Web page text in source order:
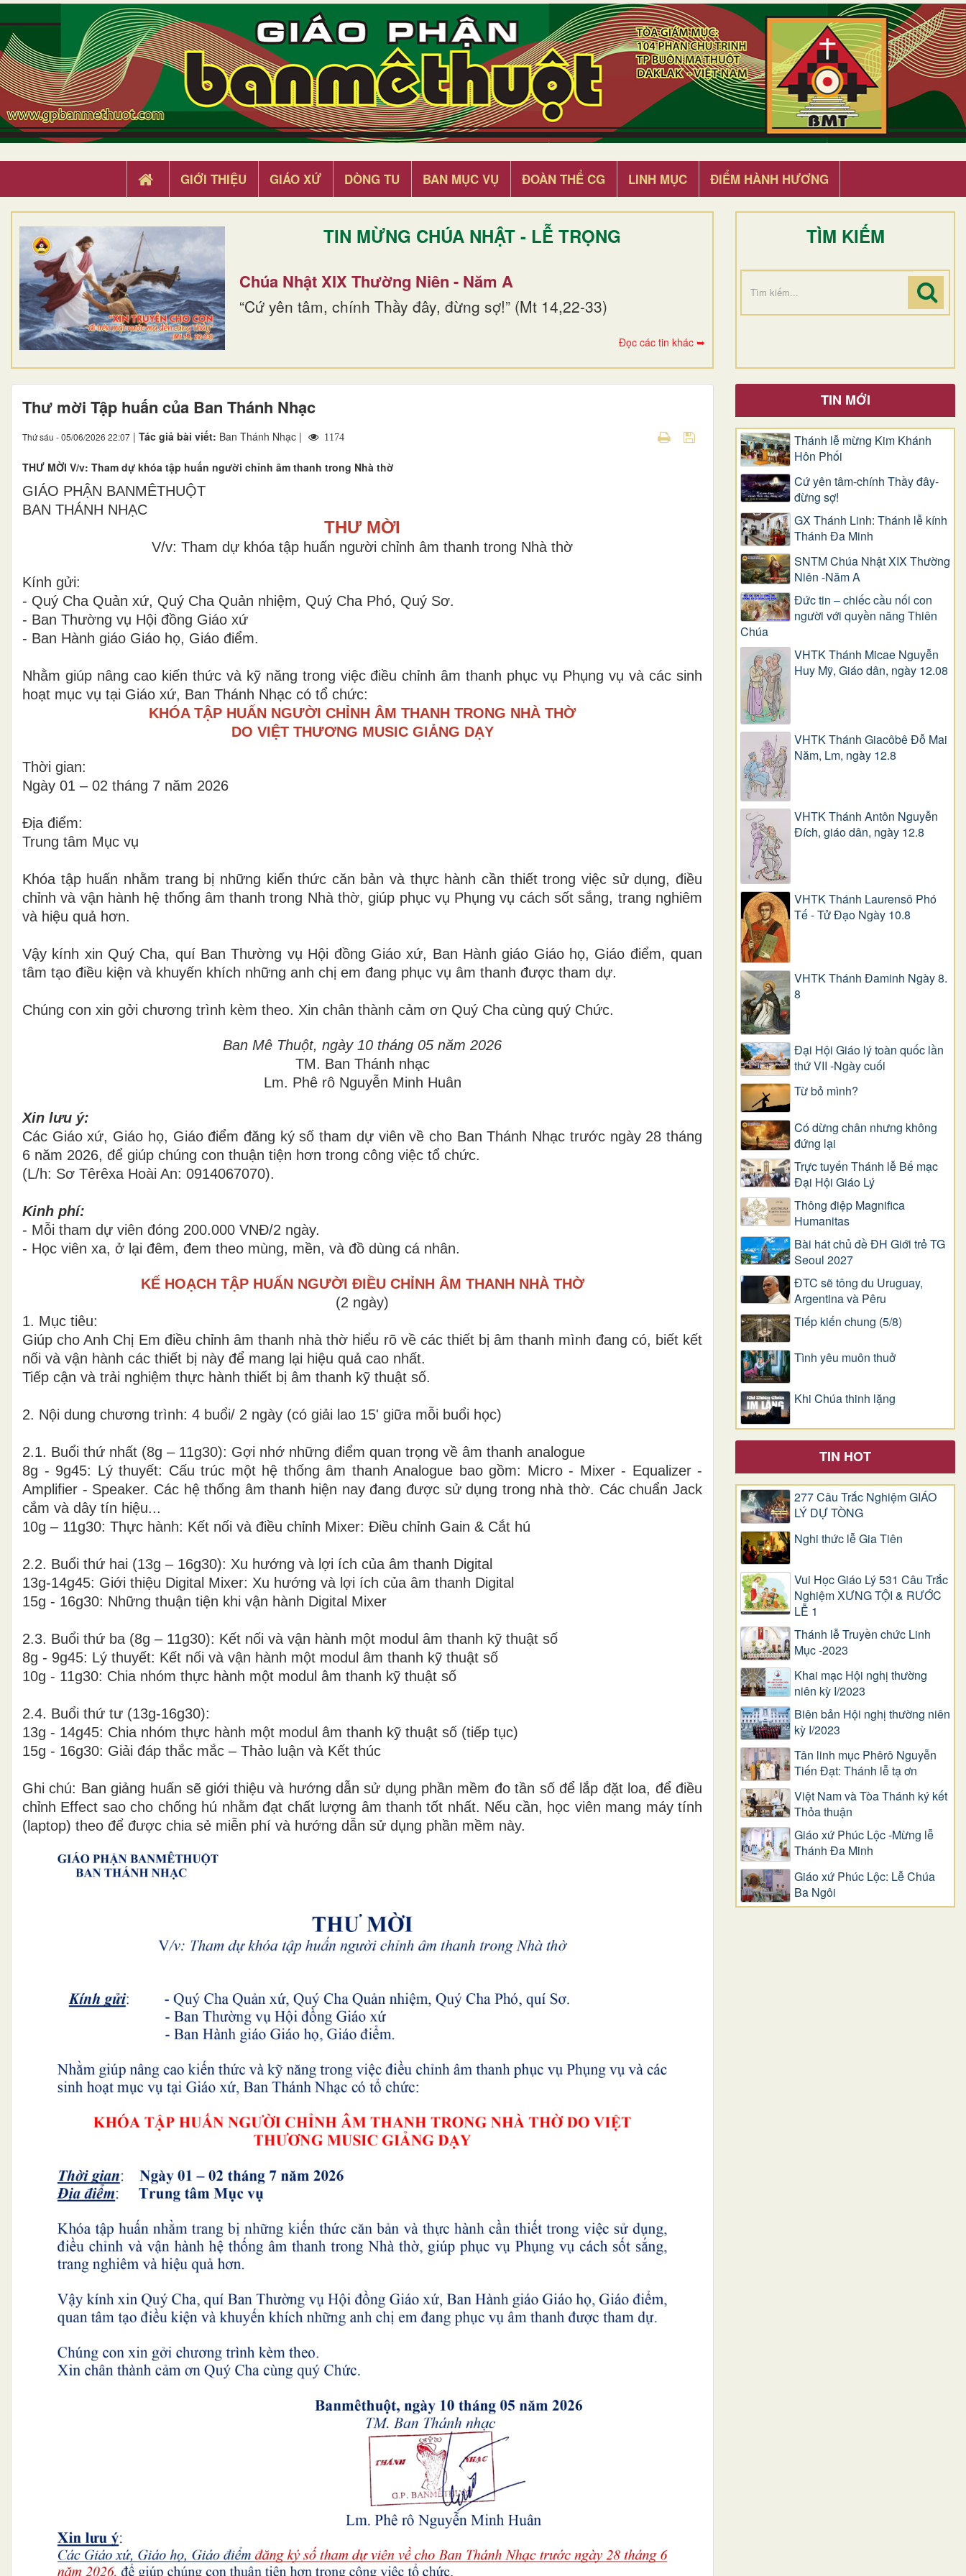
GIỚI THIỆU GIÁO XỨ DÒNG TU BAN MỤC VỤ ĐOÀN THỂ CG LINH MỤC ĐIỂM HÀNH HƯƠNG
TIN MỪNG CHÚA NHẬT - LỄ TRỌNG
Chúa Nhật XIX Thường Niên - Năm A
“Cứ yên tâm, chính Thầy đây, đừng sợ!” (Mt 14,22-33)
Đọc các tin khác ➥
TÌM KIẾM
Thư mời Tập huấn của Ban Thánh Nhạc
Thứ sáu - 05/06/2026 22:07 | Tác giả bài viết: Ban Thánh Nhạc | 1174
THƯ MỜI V/v: Tham dự khóa tập huấn người chỉnh âm thanh trong Nhà thờ
GIÁO PHẬN BANMÊTHUỘT
BAN THÁNH NHẠC
THƯ MỜI
V/v: Tham dự khóa tập huấn người chỉnh âm thanh trong Nhà thờ
Kính gửi:
- Quý Cha Quản xứ, Quý Cha Quản nhiệm, Quý Cha Phó, Quý Sơ.
- Ban Thường vụ Hội đồng Giáo xứ
- Ban Hành giáo Giáo họ, Giáo điểm.
Nhằm giúp nâng cao kiến thức và kỹ năng trong việc điều chỉnh âm thanh phục vụ Phụng vụ và các sinh
hoạt mục vụ tại Giáo xứ, Ban Thánh Nhạc có tổ chức:
KHÓA TẬP HUẤN NGƯỜI CHỈNH ÂM THANH TRONG NHÀ THỜ
DO VIỆT THƯƠNG MUSIC GIẢNG DẠY
Thời gian:
Ngày 01 – 02 tháng 7 năm 2026
Địa điểm:
Trung tâm Mục vụ
Khóa tập huấn nhằm trang bị những kiến thức căn bản và thực hành cần thiết trong việc sử dụng, điều
chỉnh và vận hành hệ thống âm thanh trong Nhà thờ, giúp phục vụ Phụng vụ cách sốt sắng, trang nghiêm
và hiệu quả hơn.
Vậy kính xin Quý Cha, quí Ban Thường vụ Hội đồng Giáo xứ, Ban Hành giáo Giáo họ, Giáo điểm, quan
tâm tạo điều kiện và khuyến khích những anh chị em đang phục vụ âm thanh được tham dự.
Chúng con xin gởi chương trình kèm theo. Xin chân thành cảm ơn Quý Cha cùng quý Chức.
Ban Mê Thuột, ngày 10 tháng 05 năm 2026
TM. Ban Thánh nhạc
Lm. Phê rô Nguyễn Minh Huân
Xin lưu ý:
Các Giáo xứ, Giáo họ, Giáo điểm đăng ký số tham dự viên về cho Ban Thánh Nhạc trước ngày 28 tháng
6 năm 2026, để giúp chúng con thuận tiện hơn trong công việc tổ chức.
(L/h: Sơ Têrêxa Hoài An: 0914067070).
Kinh phí:
- Mỗi tham dự viên đóng 200.000 VNĐ/2 ngày.
- Học viên xa, ở lại đêm, đem theo mùng, mền, và đồ dùng cá nhân.
KẾ HOẠCH TẬP HUẤN NGƯỜI ĐIỀU CHỈNH ÂM THANH NHÀ THỜ
(2 ngày)
1. Mục tiêu:
Giúp cho Anh Chị Em điều chỉnh âm thanh nhà thờ hiểu rõ về các thiết bị âm thanh mình đang có, biết kết
nối và vận hành các thiết bị này để mang lại hiệu quả cao nhất.
Tiếp cận và trải nghiệm thực hành thiết bị âm thanh kỹ thuật số.
2. Nội dung chương trình: 4 buổi/ 2 ngày (có giải lao 15' giữa mỗi buổi học)
2.1. Buổi thứ nhất (8g – 11g30): Gợi nhớ những điểm quan trọng về âm thanh analogue
8g - 9g45: Lý thuyết: Cấu trúc một hệ thống âm thanh Analogue bao gồm: Micro - Mixer - Equalizer -
Amplifier - Speaker. Các hệ thống âm thanh hiện nay đang được sử dụng trong nhà thờ. Các chuẩn Jack
cắm và dây tín hiệu...
10g – 11g30: Thực hành: Kết nối và điều chỉnh Mixer: Điều chỉnh Gain & Cắt hú
2.2. Buổi thứ hai (13g – 16g30): Xu hướng và lợi ích của âm thanh Digital
13g-14g45: Giới thiệu Digital Mixer: Xu hướng và lợi ích của âm thanh Digital
15g - 16g30: Những thuận tiện khi vận hành Digital Mixer
2.3. Buổi thứ ba (8g – 11g30): Kết nối và vận hành một modul âm thanh kỹ thuật số
8g - 9g45: Lý thuyết: Kết nối và vận hành một modul âm thanh kỹ thuật số
10g - 11g30: Chia nhóm thực hành một modul âm thanh kỹ thuật số
2.4. Buổi thứ tư (13g-16g30):
13g - 14g45: Chia nhóm thực hành một modul âm thanh kỹ thuật số (tiếp tục)
15g - 16g30: Giải đáp thắc mắc – Thảo luận và Kết thúc
Ghi chú: Ban giảng huấn sẽ giới thiệu và hướng dẫn sử dụng phần mềm đo tần số để lắp đặt loa, để điều
chỉnh Effect sao cho chống hú nhằm đạt chất lượng âm thanh tốt nhất. Nếu cần, học viên mang máy tính
(laptop) theo để được chia sẻ miễn phí và hướng dẫn sử dụng phần mềm này.
TIN MỚI
Thánh lễ mừng Kim Khánh
Hôn Phối
Cứ yên tâm-chính Thầy đây-
đừng sợ!
GX Thánh Linh: Thánh lễ kính
Thánh Đa Minh
SNTM Chúa Nhật XIX Thường
Niên -Năm A
Đức tin – chiếc cầu nối con
người với quyền năng Thiên
Chúa
VHTK Thánh Micae Nguyễn
Huy Mỹ, Giáo dân, ngày 12.08
VHTK Thánh Giacôbê Ðỗ Mai
Năm, Lm, ngày 12.8
VHTK Thánh Antôn Nguyễn
Ðích, giáo dân, ngày 12.8
VHTK Thánh Laurensô Phó
Tế - Tử Đạo Ngày 10.8
VHTK Thánh Đaminh Ngày 8.
8
Đại Hội Giáo lý toàn quốc lần
thứ VII -Ngày cuối
Từ bỏ mình?
Có dừng chân nhưng không
đứng lại
Trực tuyến Thánh lễ Bế mạc
Đại Hội Giáo Lý
Thông điệp Magnifica
Humanitas
Bài hát chủ đề ĐH Giới trẻ TG
Seoul 2027
ĐTC sẽ tông du Uruguay,
Argentina và Pêru
Tiếp kiến chung (5/8)
Tình yêu muôn thuở
Khi Chúa thinh lặng
TIN HOT
277 Câu Trắc Nghiệm GIÁO
LÝ DỰ TÒNG
Nghi thức lễ Gia Tiên
Vui Học Giáo Lý 531 Câu Trắc
Nghiệm XƯNG TỘI & RƯỚC
LỄ 1
Thánh lễ Truyền chức Linh
Mục -2023
Khai mạc Hội nghị thường
niên kỳ I/2023
Biên bản Hội nghị thường niên
kỳ I/2023
Tân linh mục Phêrô Nguyễn
Tiến Đạt: Thánh lễ tạ ơn
Việt Nam và Tòa Thánh ký kết
Thỏa thuận
Giáo xứ Phúc Lộc -Mừng lễ
Thánh Đa Minh
Giáo xứ Phúc Lộc: Lễ Chúa
Ba Ngôi